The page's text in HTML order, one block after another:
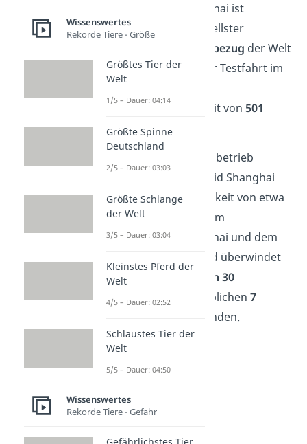
Der Transrapid Shanghai ist
Rekordhalter als schnellster
kommerzieller Schwebezug der Welt
und erreichte bei einer Testfahrt im
Höchstgeschwindigkeit von501
km/h.
Im täglichen Personenbetrieb
verkehrt der Transrapid Shanghai
mit einer Geschwindigkeit von etwa
430 km/h zwischen dem
Messezentrum Shanghai und dem
Flughafen Pudong und überwindet
damit eine
Distanz von 30
Kilometernin unglaublichen7
und 18 Sekunden.
Wissenswertes
Rekorde Tiere - Größe
Größtes Tier der
Welt
1/5 – Dauer: 04:14
Größte Spinne
Deutschland
2/5 – Dauer: 03:03
Größte Schlange
der Welt
3/5 – Dauer: 03:04
Kleinstes Pferd der
Welt
4/5 – Dauer: 02:52
Schlaustes Tier der
Welt
5/5 – Dauer: 04:50
Wissenswertes
Rekorde Tiere - Gefahr
Gefährlichstes Tier